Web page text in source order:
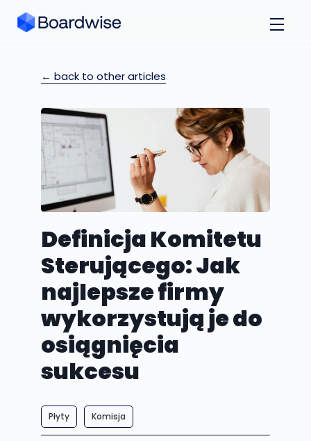
← back to other articles
Definicja Komitetu
Sterującego: Jak
najlepsze firmy
wykorzystują je do
osiągnięcia
sukcesu
Płyty Komisja